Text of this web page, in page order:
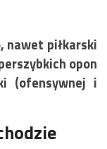
nawet piłkarski
opon
(ofensywnej i